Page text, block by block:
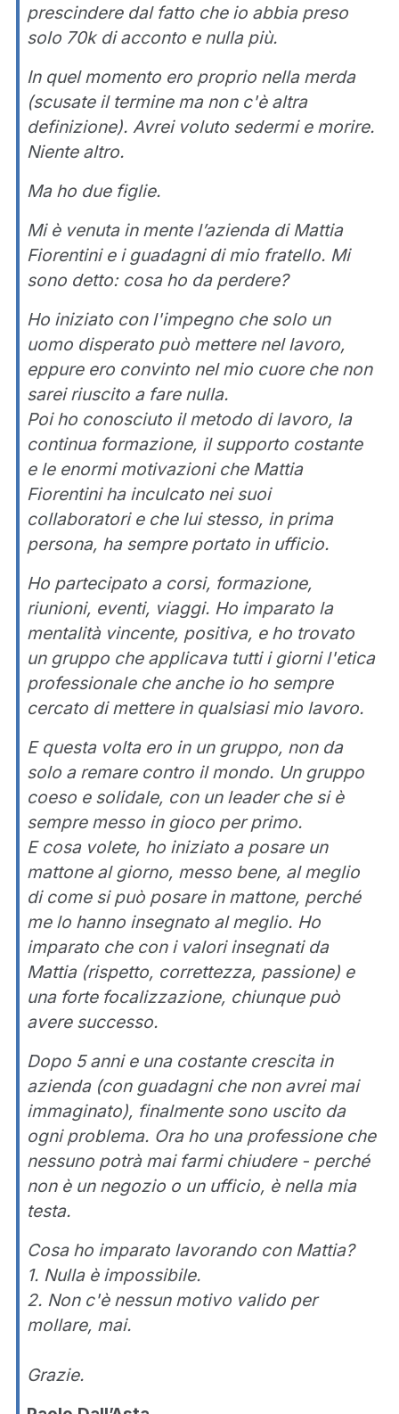
prescindere dal fatto che io abbia preso
solo 70k di acconto e nulla più.
In quel momento ero proprio nella merda
(scusate il termine ma non c'è altra
definizione). Avrei voluto sedermi e morire.
Niente altro.
Ma ho due figlie.
Mi è venuta in mente l’azienda di Mattia
Fiorentini e i guadagni di mio fratello. Mi
sono detto: cosa ho da perdere?
Ho iniziato con l'impegno che solo un
uomo disperato può mettere nel lavoro,
eppure ero convinto nel mio cuore che non
sarei riuscito a fare nulla.
Poi ho conosciuto il metodo di lavoro, la
continua formazione, il supporto costante
e le enormi motivazioni che Mattia
Fiorentini ha inculcato nei suoi
collaboratori e che lui stesso, in prima
persona, ha sempre portato in ufficio.
Ho partecipato a corsi, formazione,
riunioni, eventi, viaggi. Ho imparato la
mentalità vincente, positiva, e ho trovato
un gruppo che applicava tutti i giorni l'etica
professionale che anche io ho sempre
cercato di mettere in qualsiasi mio lavoro.
E questa volta ero in un gruppo, non da
solo a remare contro il mondo. Un gruppo
coeso e solidale, con un leader che si è
sempre messo in gioco per primo.
E cosa volete, ho iniziato a posare un
mattone al giorno, messo bene, al meglio
di come si può posare in mattone, perché
me lo hanno insegnato al meglio. Ho
imparato che con i valori insegnati da
Mattia (rispetto, correttezza, passione) e
una forte focalizzazione, chiunque può
avere successo.
Dopo 5 anni e una costante crescita in
azienda (con guadagni che non avrei mai
immaginato), finalmente sono uscito da
ogni problema. Ora ho una professione che
nessuno potrà mai farmi chiudere - perché
non è un negozio o un ufficio, è nella mia
testa.
Cosa ho imparato lavorando con Mattia?
1. Nulla è impossibile.
2. Non c'è nessun motivo valido per
mollare, mai.
Grazie.